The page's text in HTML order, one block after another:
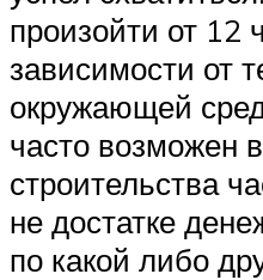
произойти от 12
зависимости от
окружающей
часто возможен
строительства
не достатке
по какой либо